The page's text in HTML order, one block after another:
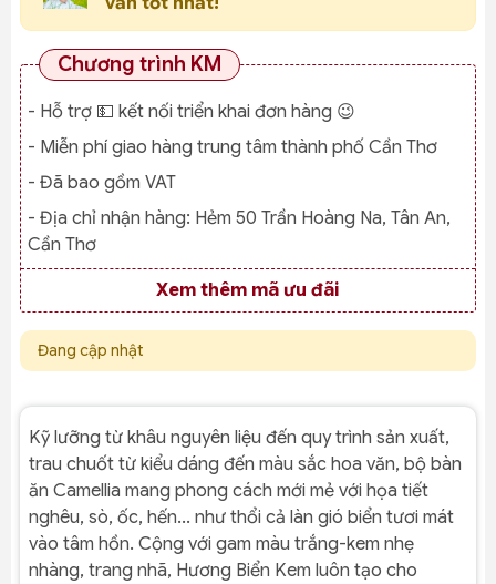
Chương trình KM
- Hỗ trợ 💵 kết nối triển khai đơn hàng 😉
- Miễn phí giao hàng trung tâm thành phố Cần Thơ
- Đã bao gồm VAT
- Địa chỉ nhận hàng: Hẻm 50 Trần Hoàng Na, Tân An,
Cần Thơ
Xem thêm mã ưu đãi
Đang cập nhật
Kỹ lưỡng từ khâu nguyên liệu đến quy trình sản xuất,
trau chuốt từ kiểu dáng đến màu sắc hoa văn, bộ bàn
ăn Camellia mang phong cách mới mẻ với họa tiết
nghêu, sò, ốc, hến... như thổi cả làn gió biển tươi mát
vào tâm hồn. Cộng với gam màu trắng-kem nhẹ
nhàng, trang nhã, Hương Biển Kem luôn tạo cho